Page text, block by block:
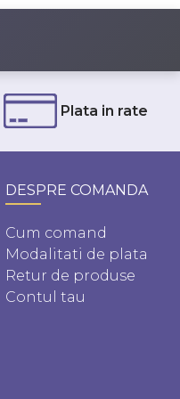
Plata in rate
DESPRE COMANDA
Cum comand
Modalitati de plata
Retur de produse
Contul tau